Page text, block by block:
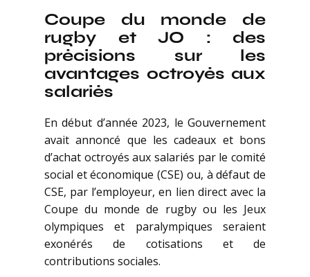
Coupe du monde de
rugby et JO : des
précisions sur les
avantages octroyés aux
salariés
En début d’année 2023, le Gouvernement
avait annoncé que les cadeaux et bons
d’achat octroyés aux salariés par le comité
social et économique (CSE) ou, à défaut de
CSE, par l’employeur, en lien direct avec la
Coupe du monde de rugby ou les Jeux
olympiques et paralympiques seraient
exonérés de cotisations et de
contributions sociales.